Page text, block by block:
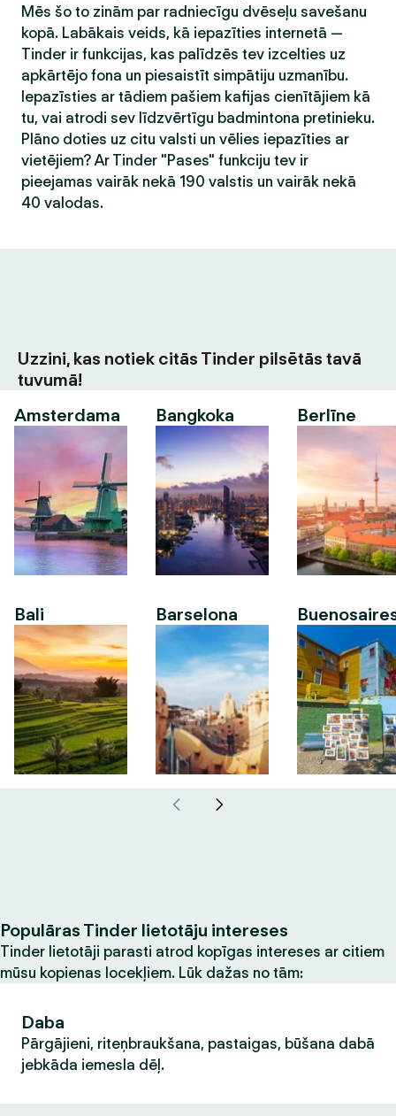
Mēs šo to zinām par radniecīgu dvēseļu savešanu
kopā. Labākais veids, kā iepazīties internetā —
Tinder ir funkcijas, kas palīdzēs tev izcelties uz
apkārtējo fona un piesaistīt simpātiju uzmanību.
Iepazīsties ar tādiem pašiem kafijas cienītājiem kā
tu, vai atrodi sev līdzvērtīgu badmintona pretinieku.
Plāno doties uz citu valsti un vēlies iepazīties ar
vietējiem? Ar Tinder "Pases" funkciju tev ir
pieejamas vairāk nekā 190 valstis un vairāk nekā
40 valodas.
Uzzini, kas notiek citās Tinder pilsētās tavā
tuvumā!
Amsterdama
Bali
Bangkoka
Barselona
Berlīne
Populāras Tinder lietotāju intereses
Tinder lietotāji parasti atrod kopīgas intereses ar citiem
mūsu kopienas locekļiem. Lūk dažas no tām:
Daba
Pārgājieni, riteņbraukšana, pastaigas, būšana dabā
jebkāda iemesla dēļ.